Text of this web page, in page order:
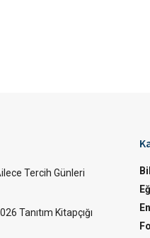
Tercih Günleri
Tanıtım Kitapçığı